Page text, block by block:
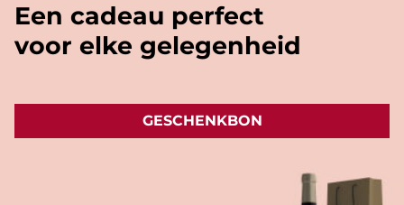
Een cadeau perfect
voor elke gelegenheid
GESCHENKBON